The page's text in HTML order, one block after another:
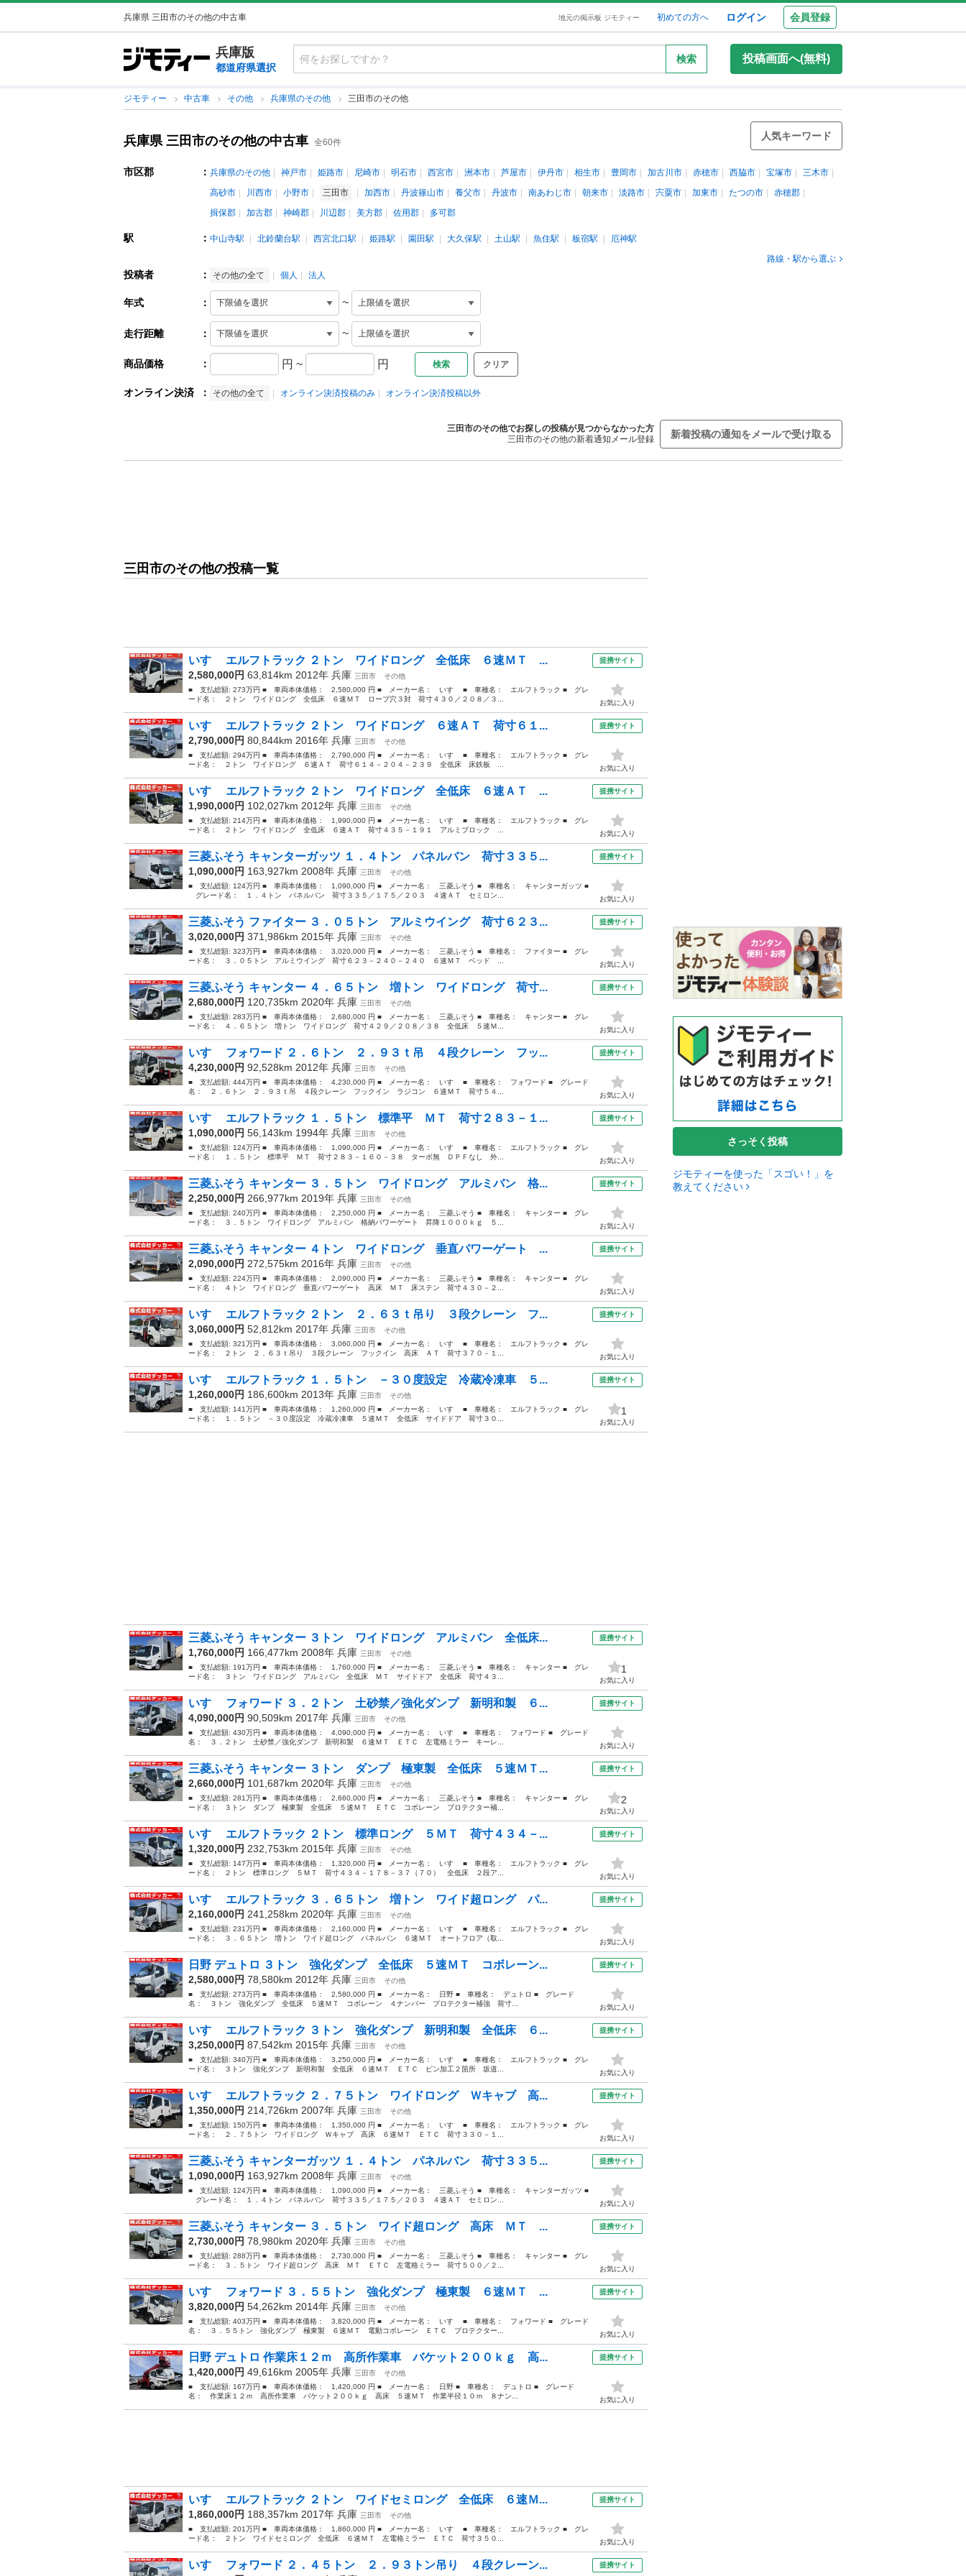
兵庫県 三田市のその他の中古車 地元の掲示板 ジモティー 初めての方へ ログイン 会員登録
兵庫版
都道府県選択
検索 投稿画面へ(無料)
ジモティー 中古車 その他 兵庫県のその他 三田市のその他
兵庫県 三田市のその他の中古車 全60件
人気キーワード
市区郡 ： 兵庫県のその他 神戸市 姫路市 尼崎市 明石市 西宮市 洲本市 芦屋市 伊丹市 相生市 豊岡市 加古川市 赤穂市 西脇市 宝塚市
三木市
高砂市
川西市 小野市 三田市 加西市 丹波篠山市 養父市 丹波市 南あわじ市 朝来市 淡路市 宍粟市 加東市 たつの市
赤穂郡
揖保郡
加古郡 神崎郡 川辺郡 美方郡 佐用郡 多可郡
駅 ： 中山寺駅 北鈴蘭台駅 西宮北口駅 姫路駅 園田駅 大久保駅 土山駅 魚住駅 板宿駅
厄神駅
路線・駅から選ぶ
投稿者 ： その他の全て 個人 法人
年式 ： ~
走行距離 ： ~
商品価格 ： 円 ~ 円 クリア
オンライン決済 ： その他の全て オンライン決済投稿のみ オンライン決済投稿以外
三田市のその他でお探しの投稿が見つからなかった方
三田市のその他の新着通知メール登録
新着投稿の通知をメールで受け取る
三田市のその他の投稿一覧
いすゞ エルフトラック ２トン ワイドロング 全低床 ６速ＭＴ ...
2,580,000円 63,814km 2012年 兵庫 三田市
その他
■ 支払総額: 273万円 ■ 車両本体価格： 2,580,000 円 ■ メーカー名： いすゞ ■ 車種名： エルフトラック ■ グレ
ード名： ２トン ワイドロング 全低床 ６速ＭＴ ロープ穴３対 荷寸４３０／２０８／３...
提携サイト
お気に入り
いすゞ エルフトラック ２トン ワイドロング ６速ＡＴ 荷寸６１...
2,790,000円 80,844km 2016年 兵庫 三田市
その他
■ 支払総額: 294万円 ■ 車両本体価格： 2,790,000 円 ■ メーカー名： いすゞ ■ 車種名： エルフトラック ■ グレ
ード名： ２トン ワイドロング ６速ＡＴ 荷寸６１４－２０４－２３９ 全低床 床鉄板 ...
提携サイト
お気に入り
いすゞ エルフトラック ２トン ワイドロング 全低床 ６速ＡＴ ...
1,990,000円 102,027km 2012年 兵庫 三田市
その他
■ 支払総額: 214万円 ■ 車両本体価格： 1,990,000 円 ■ メーカー名： いすゞ ■ 車種名： エルフトラック ■ グレ
ード名： ２トン ワイドロング 全低床 ６速ＡＴ 荷寸４３５－１９１ アルミブロック ...
提携サイト
お気に入り
三菱ふそう キャンターガッツ １．４トン パネルバン 荷寸３３５...
1,090,000円 163,927km 2008年 兵庫 三田市
その他
■ 支払総額: 124万円 ■ 車両本体価格： 1,090,000 円 ■ メーカー名： 三菱ふそう ■ 車種名： キャンターガッツ ■
グレード名： １．４トン パネルバン 荷寸３３５／１７５／２０３ ４速ＡＴ セミロン...
提携サイト
お気に入り
三菱ふそう ファイター ３．０５トン アルミウイング 荷寸６２３...
3,020,000円 371,986km 2015年 兵庫 三田市
その他
■ 支払総額: 323万円 ■ 車両本体価格： 3,020,000 円 ■ メーカー名： 三菱ふそう ■ 車種名： ファイター ■ グレ
ード名： ３．０５トン アルミウイング 荷寸６２３－２４０－２４０ ６速ＭＴ ベッド ...
提携サイト
お気に入り
三菱ふそう キャンター ４．６５トン 増トン ワイドロング 荷寸...
2,680,000円 120,735km 2020年 兵庫 三田市
その他
■ 支払総額: 283万円 ■ 車両本体価格： 2,680,000 円 ■ メーカー名： 三菱ふそう ■ 車種名： キャンター ■ グレ
ード名： ４．６５トン 増トン ワイドロング 荷寸４２９／２０８／３８ 全低床 ５速Ｍ...
提携サイト
お気に入り
いすゞ フォワード ２．６トン ２．９３ｔ吊 ４段クレーン フッ...
4,230,000円 92,528km 2012年 兵庫 三田市
その他
■ 支払総額: 444万円 ■ 車両本体価格： 4,230,000 円 ■ メーカー名： いすゞ ■ 車種名： フォワード ■ グレード
名： ２．６トン ２．９３ｔ吊 ４段クレーン フックイン ラジコン ６速ＭＴ 荷寸５４...
提携サイト
お気に入り
いすゞ エルフトラック １．５トン 標準平 ＭＴ 荷寸２８３－１...
1,090,000円 56,143km 1994年 兵庫 三田市
その他
■ 支払総額: 124万円 ■ 車両本体価格： 1,090,000 円 ■ メーカー名： いすゞ ■ 車種名： エルフトラック ■ グレ
ード名： １．５トン 標準平 ＭＴ 荷寸２８３－１６０－３８ ターボ無 ＤＰＦなし 外...
提携サイト
お気に入り
三菱ふそう キャンター ３．５トン ワイドロング アルミバン 格...
2,250,000円 266,977km 2019年 兵庫 三田市
その他
■ 支払総額: 240万円 ■ 車両本体価格： 2,250,000 円 ■ メーカー名： 三菱ふそう ■ 車種名： キャンター ■ グレ
ード名： ３．５トン ワイドロング アルミバン 格納パワーゲート 昇降１０００ｋｇ ５...
提携サイト
お気に入り
三菱ふそう キャンター ４トン ワイドロング 垂直パワーゲート ...
2,090,000円 272,575km 2016年 兵庫 三田市
その他
■ 支払総額: 224万円 ■ 車両本体価格： 2,090,000 円 ■ メーカー名： 三菱ふそう ■ 車種名： キャンター ■ グレ
ード名： ４トン ワイドロング 垂直パワーゲート 高床 ＭＴ 床ステン 荷寸４３０－２...
提携サイト
お気に入り
いすゞ エルフトラック ２トン ２．６３ｔ吊り ３段クレーン フ...
3,060,000円 52,812km 2017年 兵庫 三田市
その他
■ 支払総額: 321万円 ■ 車両本体価格： 3,060,000 円 ■ メーカー名： いすゞ ■ 車種名： エルフトラック ■ グレ
ード名： ２トン ２．６３ｔ吊り ３段クレーン フックイン 高床 ＡＴ 荷寸３７０－１...
提携サイト
お気に入り
いすゞ エルフトラック １．５トン －３０度設定 冷蔵冷凍車 ５...
1,260,000円 186,600km 2013年 兵庫 三田市
その他
■ 支払総額: 141万円 ■ 車両本体価格： 1,260,000 円 ■ メーカー名： いすゞ ■ 車種名： エルフトラック ■ グレ
ード名： １．５トン －３０度設定 冷蔵冷凍車 ５速ＭＴ 全低床 サイドドア 荷寸３０...
提携サイト
1
お気に入り
三菱ふそう キャンター ３トン ワイドロング アルミバン 全低床...
1,760,000円 166,477km 2008年 兵庫 三田市
その他
■ 支払総額: 191万円 ■ 車両本体価格： 1,760,000 円 ■ メーカー名： 三菱ふそう ■ 車種名： キャンター ■ グレ
ード名： ３トン ワイドロング アルミバン 全低床 ＭＴ サイドドア 全低床 荷寸４３...
提携サイト
1
お気に入り
いすゞ フォワード ３．２トン 土砂禁／強化ダンプ 新明和製 ６...
4,090,000円 90,509km 2017年 兵庫 三田市
その他
■ 支払総額: 430万円 ■ 車両本体価格： 4,090,000 円 ■ メーカー名： いすゞ ■ 車種名： フォワード ■ グレード
名： ３．２トン 土砂禁／強化ダンプ 新明和製 ６速ＭＴ ＥＴＣ 左電格ミラー キーレ...
提携サイト
お気に入り
三菱ふそう キャンター ３トン ダンプ 極東製 全低床 ５速ＭＴ...
2,660,000円 101,687km 2020年 兵庫 三田市
その他
■ 支払総額: 281万円 ■ 車両本体価格： 2,660,000 円 ■ メーカー名： 三菱ふそう ■ 車種名： キャンター ■ グレ
ード名： ３トン ダンプ 極東製 全低床 ５速ＭＴ ＥＴＣ コボレーン プロテクター補...
提携サイト
2
お気に入り
いすゞ エルフトラック ２トン 標準ロング ５ＭＴ 荷寸４３４－...
1,320,000円 232,753km 2015年 兵庫 三田市
その他
■ 支払総額: 147万円 ■ 車両本体価格： 1,320,000 円 ■ メーカー名： いすゞ ■ 車種名： エルフトラック ■ グレ
ード名： ２トン 標準ロング ５ＭＴ 荷寸４３４－１７８－３７（７０） 全低床 ２段ア...
提携サイト
お気に入り
いすゞ エルフトラック ３．６５トン 増トン ワイド超ロング パ...
2,160,000円 241,258km 2020年 兵庫 三田市
その他
■ 支払総額: 231万円 ■ 車両本体価格： 2,160,000 円 ■ メーカー名： いすゞ ■ 車種名： エルフトラック ■ グレ
ード名： ３．６５トン 増トン ワイド超ロング パネルバン ６速ＭＴ オートフロア（取...
提携サイト
お気に入り
日野 デュトロ ３トン 強化ダンプ 全低床 ５速ＭＴ コボレーン...
2,580,000円 78,580km 2012年 兵庫 三田市
その他
■ 支払総額: 273万円 ■ 車両本体価格： 2,580,000 円 ■ メーカー名： 日野 ■ 車種名： デュトロ ■ グレード
名： ３トン 強化ダンプ 全低床 ５速ＭＴ コボレーン ４ナンバー プロテクター補強 荷寸...
提携サイト
お気に入り
いすゞ エルフトラック ３トン 強化ダンプ 新明和製 全低床 ６...
3,250,000円 87,542km 2015年 兵庫 三田市
その他
■ 支払総額: 340万円 ■ 車両本体価格： 3,250,000 円 ■ メーカー名： いすゞ ■ 車種名： エルフトラック ■ グレ
ード名： ３トン 強化ダンプ 新明和製 全低床 ６速ＭＴ ＥＴＣ ピン加工２箇所 坂道...
提携サイト
お気に入り
いすゞ エルフトラック ２．７５トン ワイドロング Ｗキャブ 高...
1,350,000円 214,726km 2007年 兵庫 三田市
その他
■ 支払総額: 150万円 ■ 車両本体価格： 1,350,000 円 ■ メーカー名： いすゞ ■ 車種名： エルフトラック ■ グレ
ード名： ２．７５トン ワイドロング Ｗキャブ 高床 ６速ＭＴ ＥＴＣ 荷寸３３０－１...
提携サイト
お気に入り
三菱ふそう キャンターガッツ １．４トン パネルバン 荷寸３３５...
1,090,000円 163,927km 2008年 兵庫 三田市
その他
■ 支払総額: 124万円 ■ 車両本体価格： 1,090,000 円 ■ メーカー名： 三菱ふそう ■ 車種名： キャンターガッツ ■
グレード名： １．４トン パネルバン 荷寸３３５／１７５／２０３ ４速ＡＴ セミロン...
提携サイト
お気に入り
三菱ふそう キャンター ３．５トン ワイド超ロング 高床 ＭＴ ...
2,730,000円 78,980km 2020年 兵庫 三田市
その他
■ 支払総額: 288万円 ■ 車両本体価格： 2,730,000 円 ■ メーカー名： 三菱ふそう ■ 車種名： キャンター ■ グレ
ード名： ３．５トン ワイド超ロング 高床 ＭＴ ＥＴＣ 左電格ミラー 荷寸５００／２...
提携サイト
お気に入り
いすゞ フォワード ３．５５トン 強化ダンプ 極東製 ６速ＭＴ ...
3,820,000円 54,262km 2014年 兵庫 三田市
その他
■ 支払総額: 403万円 ■ 車両本体価格： 3,820,000 円 ■ メーカー名： いすゞ ■ 車種名： フォワード ■ グレード
名： ３．５５トン 強化ダンプ 極東製 ６速ＭＴ 電動コボレーン ＥＴＣ プロテクター...
提携サイト
お気に入り
日野 デュトロ 作業床１２ｍ 高所作業車 バケット２００ｋｇ 高...
1,420,000円 49,616km 2005年 兵庫 三田市
その他
■ 支払総額: 167万円 ■ 車両本体価格： 1,420,000 円 ■ メーカー名： 日野 ■ 車種名： デュトロ ■ グレード
名： 作業床１２ｍ 高所作業車 バケット２００ｋｇ 高床 ５速ＭＴ 作業半径１０ｍ ８ナン...
提携サイト
お気に入り
いすゞ エルフトラック ２トン ワイドセミロング 全低床 ６速Ｍ...
1,860,000円 188,357km 2017年 兵庫 三田市
その他
■ 支払総額: 201万円 ■ 車両本体価格： 1,860,000 円 ■ メーカー名： いすゞ ■ 車種名： エルフトラック ■ グレ
ード名： ２トン ワイドセミロング 全低床 ６速ＭＴ 左電格ミラー ＥＴＣ 荷寸３５０...
提携サイト
お気に入り
いすゞ フォワード ２．４５トン ２．９３トン吊り ４段クレーン... 提携サイト
さっそく投稿
ジモティーを使った「スゴい！」を
教えてください